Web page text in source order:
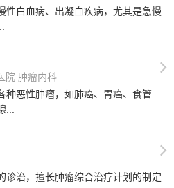
性白血病、出凝血疾病，尤其是急慢
院 肿瘤内科
种恶性肿瘤，如肺癌、胃癌、食管
诊治，擅长肿瘤综合治疗计划的制定